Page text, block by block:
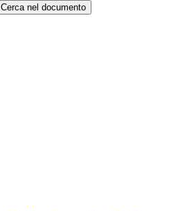
Cerca nel documento